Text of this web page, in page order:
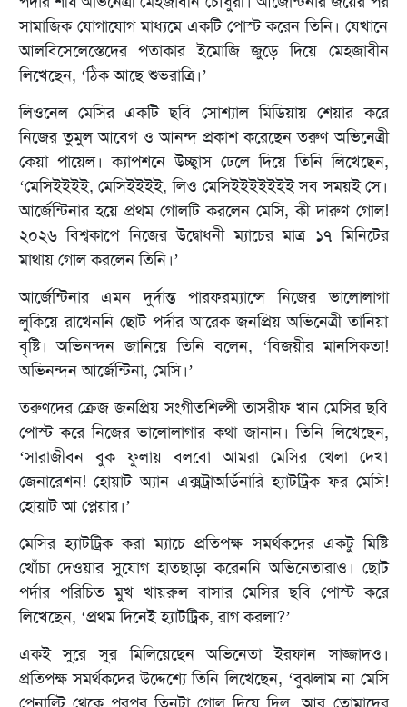
সামাজিক যোগাযোগ মাধ্যমে একটি পোস্ট করেন তিনি। যেখানে
আলবিসেলেস্তেদের পতাকার ইমোজি জুড়ে দিয়ে মেহজাবীন
লিখেছেন, ‘ঠিক আছে শুভরাত্রি।’
লিওনেল মেসির একটি ছবি সোশ্যাল মিডিয়ায় শেয়ার করে
নিজের তুমুল আবেগ ও আনন্দ প্রকাশ করেছেন তরুণ অভিনেত্রী
কেয়া পায়েল। ক্যাপশনে উচ্ছ্বাস ঢেলে দিয়ে তিনি লিখেছেন,
‘মেসিইইইই, মেসিইইইই, লিও মেসিইইইইইইই সব সময়ই সে।
আর্জেন্টিনার হয়ে প্রথম গোলটি করলেন মেসি, কী দারুণ গোল!
২০২৬ বিশ্বকাপে নিজের উদ্বোধনী ম্যাচের মাত্র ১৭ মিনিটের
মাথায় গোল করলেন তিনি।’
আর্জেন্টিনার এমন দুর্দান্ত পারফরম্যান্সে নিজের ভালোলাগা
লুকিয়ে রাখেননি ছোট পর্দার আরেক জনপ্রিয় অভিনেত্রী তানিয়া
বৃষ্টি। অভিনন্দন জানিয়ে তিনি বলেন, ‘বিজয়ীর মানসিকতা!
অভিনন্দন আর্জেন্টিনা, মেসি।’
তরুণদের ক্রেজ জনপ্রিয় সংগীতশিল্পী তাসরীফ খান মেসির ছবি
পোস্ট করে নিজের ভালোলাগার কথা জানান। তিনি লিখেছেন,
‘সারাজীবন বুক ফুলায় বলবো আমরা মেসির খেলা দেখা
জেনারেশন! হোয়াট অ্যান এক্সট্রাঅর্ডিনারি হ্যাটট্রিক ফর মেসি!
হোয়াট আ প্লেয়ার।’
মেসির হ্যাটট্রিক করা ম্যাচে প্রতিপক্ষ সমর্থকদের একটু মিষ্টি
খোঁচা দেওয়ার সুযোগ হাতছাড়া করেননি অভিনেতারাও। ছোট
পর্দার পরিচিত মুখ খায়রুল বাসার মেসির ছবি পোস্ট করে
লিখেছেন, ‘প্রথম দিনেই হ্যাটট্রিক, রাগ করলা?’
একই সুরে সুর মিলিয়েছেন অভিনেতা ইরফান সাজ্জাদও।
প্রতিপক্ষ সমর্থকদের উদ্দেশ্যে তিনি লিখেছেন, ‘বুঝলাম না মেসি